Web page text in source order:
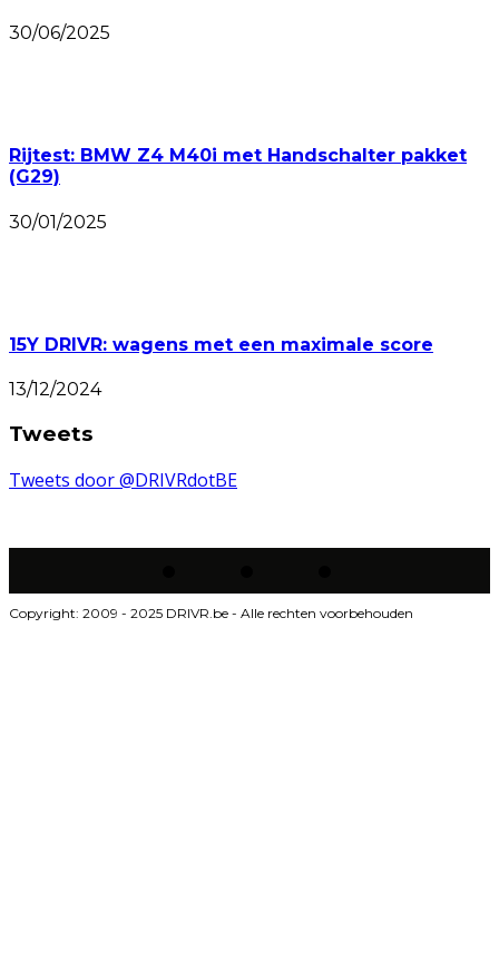
30/06/2025
Rijtest: BMW Z4 M40i met Handschalter pakket
(G29)
30/01/2025
15Y DRIVR: wagens met een maximale score
13/12/2024
Tweets
Tweets door @DRIVRdotBE
Copyright: 2009 - 2025 DRIVR.be - Alle rechten voorbehouden